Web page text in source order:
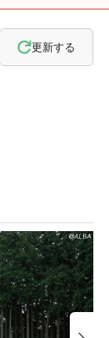
更新する